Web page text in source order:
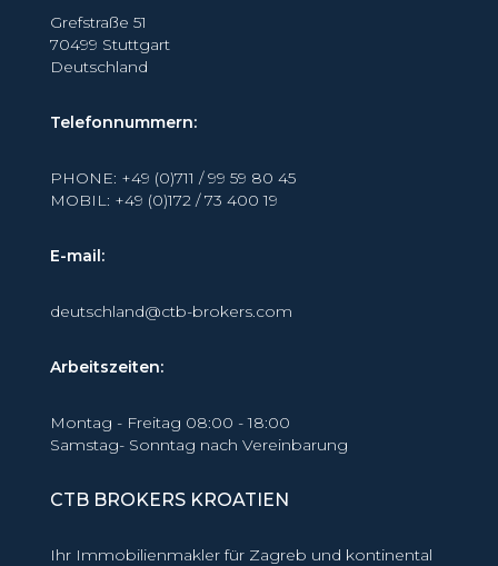
Grefstraße 51
70499 Stuttgart
Deutschland
Telefonnummern:
PHONE: +49 (0)711 / 99 59 80 45
MOBIL: +49 (0)172 / 73 400 19
E-mail:
deutschland@ctb-brokers.com
Arbeitszeiten:
Montag - Freitag 08:00 - 18:00
Samstag- Sonntag nach Vereinbarung
CTB BROKERS KROATIEN
Ihr Immobilienmakler für Zagreb und kontinental